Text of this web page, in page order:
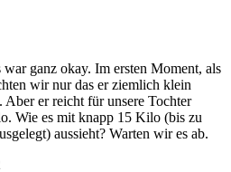
ganz okay. Im ersten Moment, als
wir nur das er ziemlich klein
Aber er reicht für unsere Tochter
Wie es mit knapp 15 Kilo (bis zu
aussieht? Warten wir es ab.